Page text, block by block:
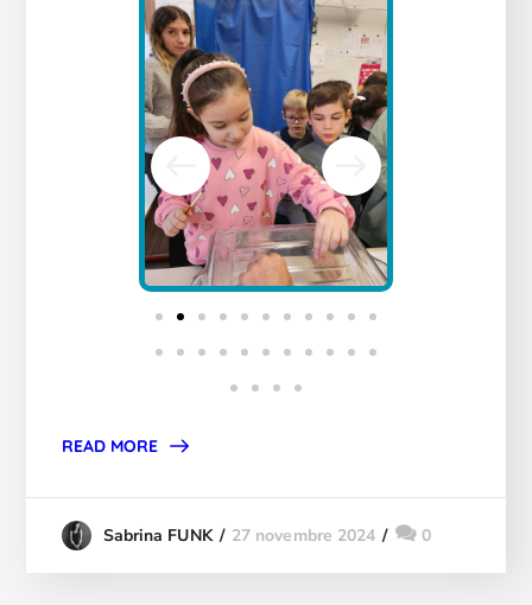
READ MORE
Sabrina FUNK 27 novembre 2024 0